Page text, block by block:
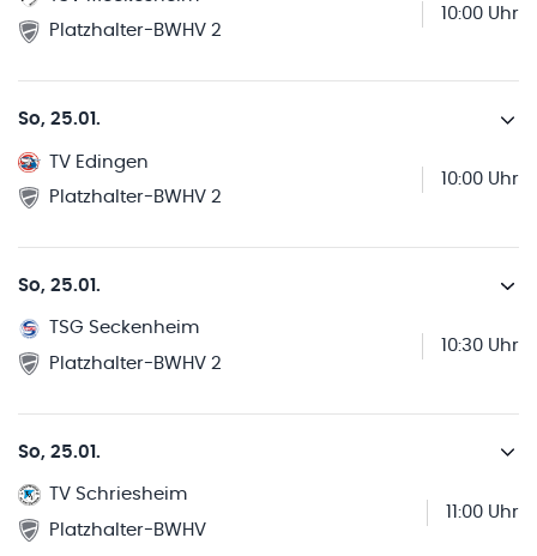
Platzhalter-BWHV 2
10:00 Uhr
So, 25.01.
TV Edingen
Platzhalter-BWHV 2
10:00 Uhr
So, 25.01.
TSG Seckenheim
Platzhalter-BWHV 2
10:30 Uhr
So, 25.01.
TV Schriesheim
Platzhalter-BWHV
11:00 Uhr